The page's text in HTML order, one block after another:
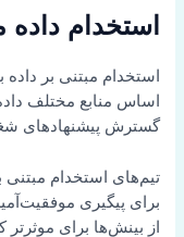
استخدام
استخدام مبتنی بر
اساس منابع مختلف
گسترش پیشنهادهای
تیم‌های استخدام مبتنی
برای پیگیری
از بینش‌ها برای موثرتر